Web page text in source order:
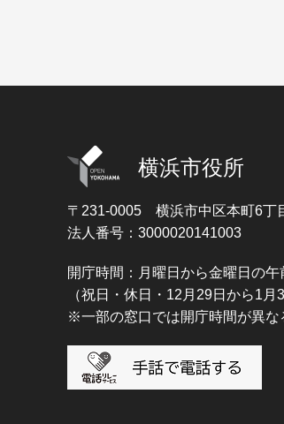
横浜市役所
〒231-0005 横浜市中区本町6丁
法人番号：3000020141003
開庁時間：月曜日から金曜日の
（祝日・休日・12月29日から1月
※一部の窓口では開庁時間が異な